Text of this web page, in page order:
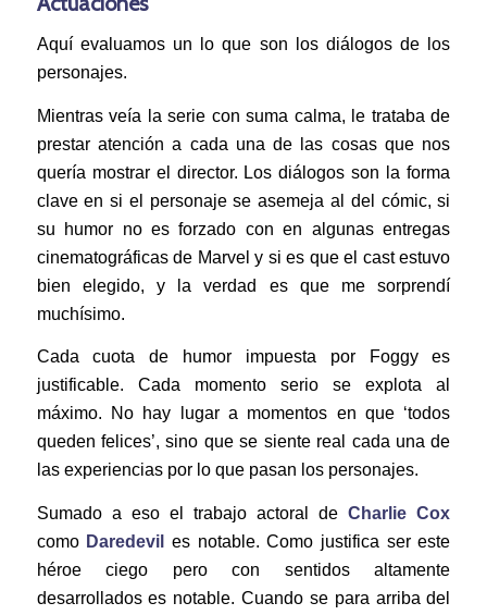
Aquí evaluamos un lo que son los diálogos de los
personajes.
Mientras veía la serie con suma calma, le trataba de
prestar atención a cada una de las cosas que nos
quería mostrar el director. Los diálogos son la forma
clave en si el personaje se asemeja al del cómic, si
su humor no es forzado con en algunas entregas
cinematográficas de Marvel y si es que el cast estuvo
bien elegido, y la verdad es que me sorprendí
muchísimo.
Cada cuota de humor impuesta por Foggy es
justificable. Cada momento serio se explota al
máximo. No hay lugar a momentos en que ‘todos
queden felices’, sino que se siente real cada una de
las experiencias por lo que pasan los personajes.
Sumado a eso el trabajo actoral deCharlie Cox
como Daredevil
es notable. Como justifica ser este
héroe ciego pero con sentidos altamente
desarrollados es notable. Cuando se para arriba del